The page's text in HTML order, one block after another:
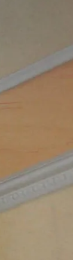
pensando a te!